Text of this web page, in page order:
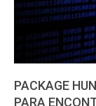
PACKAGE
PARA